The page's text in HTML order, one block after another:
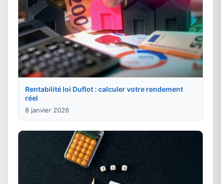
Rentabilité loi Duflot : calculer votre rendement
réel
8 janvier 2026